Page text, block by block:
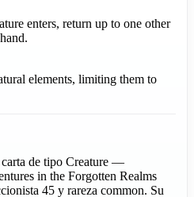
enters, return up to one other
elements, limiting them to
de tipo Creature —
in the Forgotten Realms
45 y rareza common. Su